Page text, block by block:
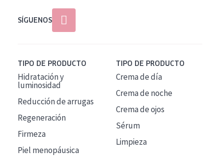
SÍGUENOS
TIPO DE PRODUCTO
Hidratación y
luminosidad
Reducción de arrugas
Regeneración
Firmeza
Piel menopáusica
TIPO DE PRODUCTO
Crema de día
Crema de noche
Crema de ojos
Sérum
Limpieza